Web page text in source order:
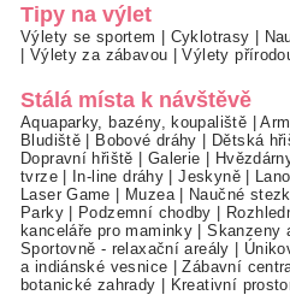
Tipy na výlet
Výlety se sportem | Cyklotrasy |
| Výlety za zábavou |Výlety
Stálá místa k návštěvě
Aquaparky, bazény, koupaliště |
Bludiště | Bobové dráhy | Dětská
Dopravní hřiště | Galerie |
tvrze| In-line dráhy |Jeskyně|
Laser Game | Muzea| Naučné
Parky| Podzemní chodby |
kanceláře pro maminky |Skanzeny
Sportovně - relaxační areály |
a indiánské vesnice |Zábavní
botanické zahrady | Kreativní